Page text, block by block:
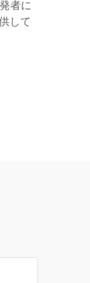
者に
して